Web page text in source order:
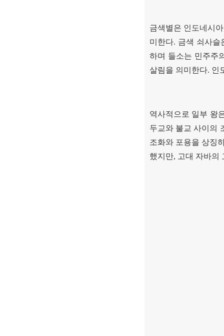
금색별은 인도네시
미한다. 금색 쇠사슬
하며 들소는 민주주
살림을 의미한다. 인
역사적으로 일부 왕
두교와 불교 사이의
조화와 포용을 상징
했지만, 고대 자바의